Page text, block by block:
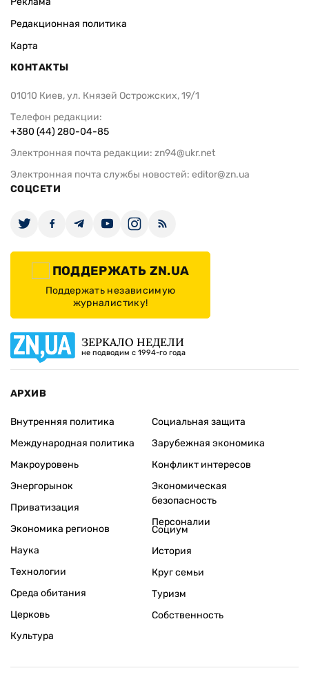
Редакционная политика
Карта
КОНТАКТЫ
01010 Киев, ул. Князей Острожских, 19/1
Телефон редакции:
+380 (44) 280-04-85
Электронная почта редакции: zn94@ukr.net
Электронная почта службы новостей: editor@zn.ua
СОЦСЕТИ
ПОДДЕРЖАТЬ ZN.UA
Поддержать независимую
журналистику!
ЗЕРКАЛО НЕДЕЛИ
не подводим с 1994-го года
АРХИВ
Внутренняя политика
Международная политика
Макроуровень
Энергорынок
Приватизация
Экономика регионов
Социальная защита
Зарубежная экономика
Конфликт интересов
Экономическая
безопасность
Персоналии
Наука
Технологии
Среда обитания
Церковь
Культура
Социум
История
Круг семьи
Туризм
Собственность